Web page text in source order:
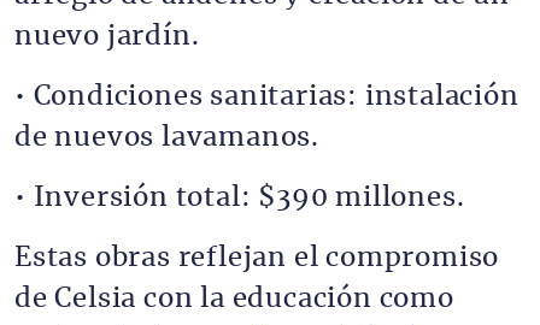
nuevo jardín.
• Condiciones sanitarias: instalación
de nuevos lavamanos.
• Inversión total: $390 millones.
Estas obras reflejan el compromiso
de Celsia con la educación como